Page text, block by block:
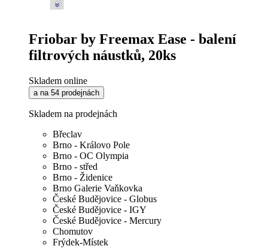
Friobar by Freemax Ease - balení
filtrových náustků, 20ks
Skladem online
a na 54 prodejnách
Skladem na prodejnách
Břeclav
Brno - Královo Pole
Brno - OC Olympia
Brno - střed
Brno - Židenice
Brno Galerie Vaňkovka
České Budějovice - Globus
České Budějovice - IGY
České Budějovice - Mercury
Chomutov
Frýdek-Místek